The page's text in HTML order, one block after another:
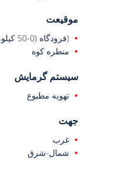
موقیعت
(فرودگاه (0-50 کیلومتر
منطره کوه
سیستم گرمایش
تهویه مطبوع
جهت
غرب
شمال-شرق